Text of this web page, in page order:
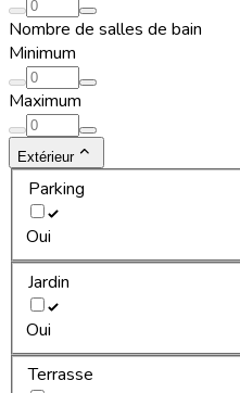
Nombre de salles de bain
Minimum
Maximum
Extérieur
Parking
Oui
Jardin
Oui
Terrasse